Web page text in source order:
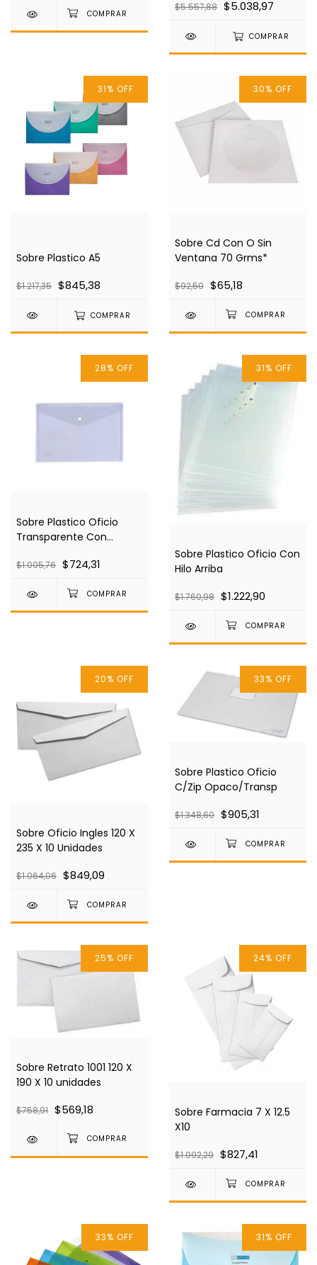
$5.557,88 $5.038,97
COMPRAR
31% OFF
Sobre Plastico A5
$1.217,35 $845,38
COMPRAR
30% OFF
Sobre Cd Con O Sin
Ventana 70 Grms*
$92,50 $65,18
28% OFF
Sobre Plastico Oficio
Transparente Con
$1.005,76 $724,31
31% OFF
Sobre Plastico Oficio Con
Hilo Arriba
$1.760,98 $1.222,90
20% OFF
Sobre Oficio Ingles 120 X
235 X 10 Unidades
$1.064,06 $849,09
33% OFF
Sobre Plastico Oficio
C/Zip Opaco/Transp
$1.348,60 $905,31
25% OFF
Sobre Retrato 1001 120 X
190 X 10 unidades
$758,91 $569,18
24% OFF
Sobre Farmacia 7 X 12.5
X10
$1.092,29 $827,41
33% OFF 31% OFF